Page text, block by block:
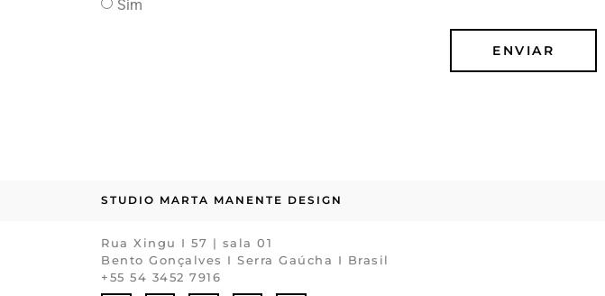
Sim
ENVIAR
STUDIO MARTA MANENTE DESIGN
Rua Xingu I 57 | sala 01
Bento Gonçalves I Serra Gaúcha I Brasil
+55 54 3452 7916